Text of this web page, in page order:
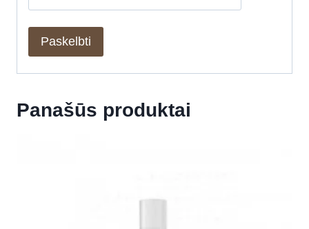
Panašūs produktai